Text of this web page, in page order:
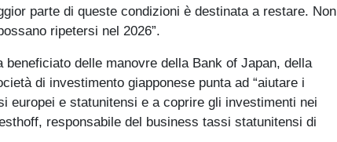
parte di queste condizioni è destinata a restare. Non
ripetersi nel 2026”.
beneficiato delle manovre della Bank of Japan, della
di investimento giapponese punta ad “aiutare i
e statunitensi e a coprire gli investimenti nei
responsabile del business tassi statunitensi di